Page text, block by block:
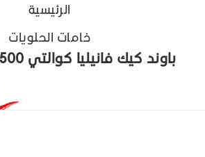
الرئيسية
خامات الحلويات
باوند كيك فانيليا كوالتي 500 جم ـ كرتونه